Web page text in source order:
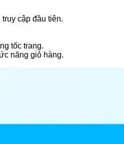
cập đầu tiên.
tốc trang.
năng giỏ hàng.